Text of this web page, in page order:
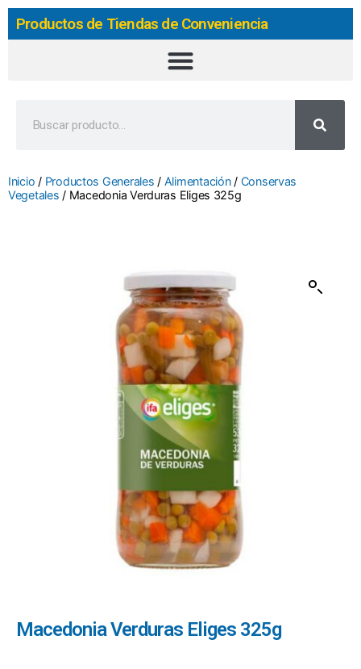
Productos de Tiendas de Conveniencia
Inicio / Productos Generales / Alimentación/ Conservas
Vegetales / Macedonia Verduras Eliges 325g
Macedonia Verduras Eliges 325g